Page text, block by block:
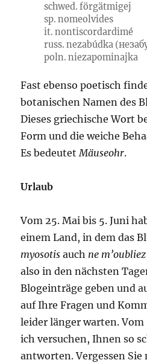
schwed. förgätmigej
sp. nomeolvides
it. nontiscordardimé
russ. nezabúdka
poln. niezapominajka
Fast ebenso poetisch
botanischen Namen des
Dieses griechische Wort
Form und die weiche
Es bedeutetMäuseohr.
Urlaub
Vom 25. Mai bis 5. Juni
einem Land, in dem das
myosotis auch ne
also in den nächsten
Blogeinträge geben und
auf Ihre Fragen und
leider länger warten. Vom
ich versuchen, Ihnen so
antworten. Vergessen Sie